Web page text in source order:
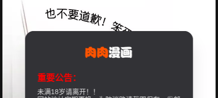
重要公告：
未满18岁请离开！！